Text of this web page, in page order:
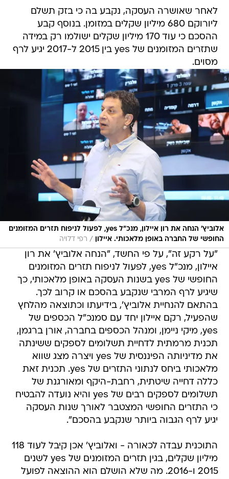
לאחר שאושרה העסקה, נקבע בה כי בזק תשלם
ליורוקם 680 מיליון שקלים במזומן. בנוסף קבע
ההסכם כי עוד 170 מיליון שקלים ישולמו רק במידה
שתזרים המזומנים של yes בין 2015 ל-2017 יגיע לרף
מסוים.
אלוביץ' הנחה את רון איילון, מנכ"ל yes, לפעול לניפוח תזרים המזומנים
החופשי של החברה באופן מלאכותי. איילון
/ רפי דלויה
"על רקע זה", על פי החשד, "הנחה אלוביץ' את רון
איילון, מנכ"ל yes, לפעול לניפוח תזרים המזומנים
החופשי של yes בשנות העסקה באופן מלאכותי, כך
שיגיע לרף המרבי שנקבע בהסכם או קרוב לכך.
בהתאם להנחיית אלוביץ', בידיעתו וכתוצאה מהלחץ
שהפעיל, רקם איילון יחד עם סמנכ"ל הכספים של
yes, מיקי ניימן, ומנהל הכספים בחברה, אורן ברגמן,
תכנית מרמתית לדחיית תשלומים לספקים ששינתה
את מדיניותה הפיננסית של yes ויצרה מצג שווא
מלאכותי ביחס לנתוני התזרים של yes. תכנית זאת
כללה דחייה שיטתית, רחבת-היקף ומאורגנת של
תשלומים לספקים רבים של yes והיא נועדה להבטיח
כי התזרים החופשי המצטבר לאורך שנות העסקה
יגיע לרף הגבוה ביותר שנקבע בהסכם".
התוכנית עבדה לכאורה - ואלוביץ' אכן קיבל לעוד 118
מיליון שקלים, בגין תזרים המזומנים של yes לשנים
2015 ו-2016. מה שלא הושלם הוא ההוצאה לפועל